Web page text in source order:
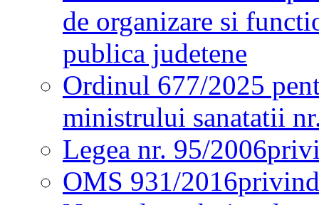
de organizare si
publica judetene
Ordinul 677/2025
ministrului sanatatii
Legea nr. 95/2006
OMS 931/2016